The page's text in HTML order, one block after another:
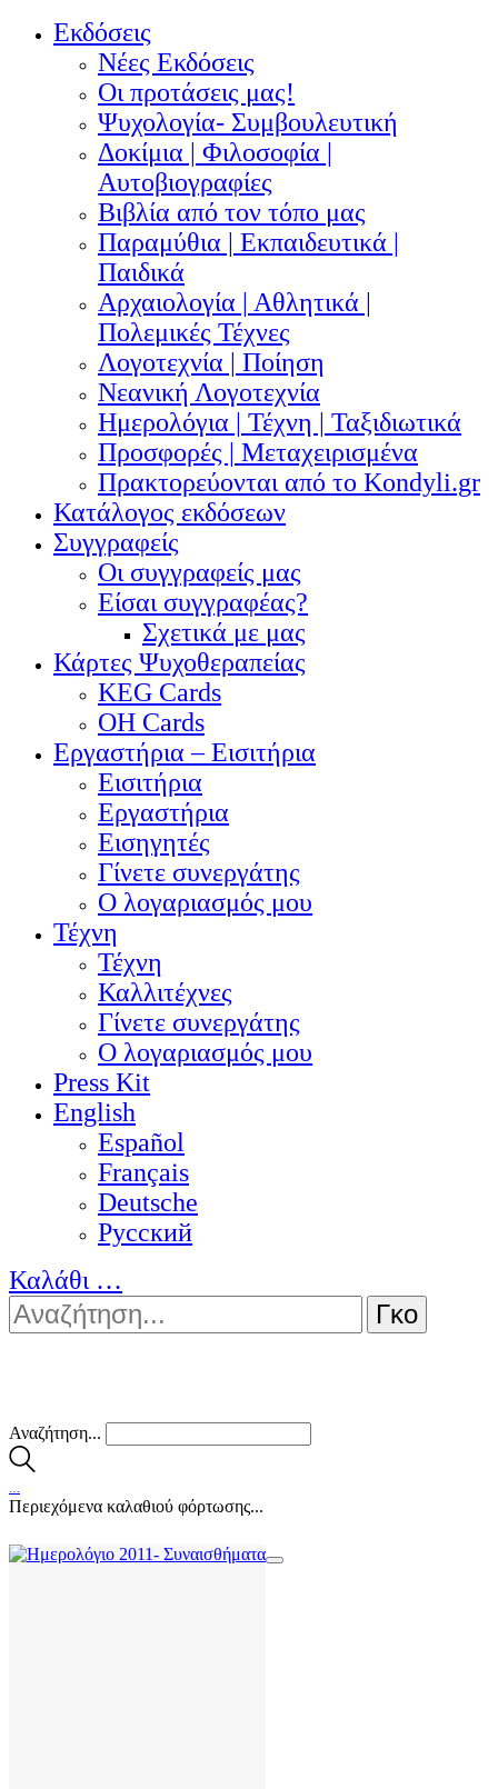
Εκδόσεις
Νέες Εκδόσεις
Οι προτάσεις μας!
Ψυχολογία- Συμβουλευτική
Δοκίμια | Φιλοσοφία |
Αυτοβιογραφίες
Βιβλία από τον τόπο μας
Παραμύθια | Εκπαιδευτικά |
Παιδικά
Αρχαιολογία | Αθλητικά |
Πολεμικές Τέχνες
Λογοτεχνία | Ποίηση
Νεανική Λογοτεχνία
Ημερολόγια | Τέχνη | Ταξιδιωτικά
Προσφορές | Μεταχειρισμένα
Πρακτορεύονται από το Kondyli.gr
Κατάλογος εκδόσεων
Συγγραφείς
Οι συγγραφείς μας
Είσαι συγγραφέας?
Σχετικά με μας
Κάρτες Ψυχοθεραπείας
KEG Cards
OH Cards
Εργαστήρια – Εισιτήρια
Εισιτήρια
Εργαστήρια
Εισηγητές
Γίνετε συνεργάτης
Ο λογαριασμός μου
Τέχνη
Τέχνη
Καλλιτέχνες
Γίνετε συνεργάτης
Ο λογαριασμός μου
Press Kit
English
Español
Français
Deutsche
Pусский
Καλάθι …
Αναζήτηση...
Περιεχόμενα καλαθιού φόρτωσης...